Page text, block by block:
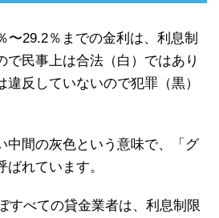
〜29.2％までの金利は、利息制
で民事上は合法（白）ではあり
違反していないので犯罪（黒）
中間の灰色という意味で、「グ
れています。
すべての貸金業者は、利息制限